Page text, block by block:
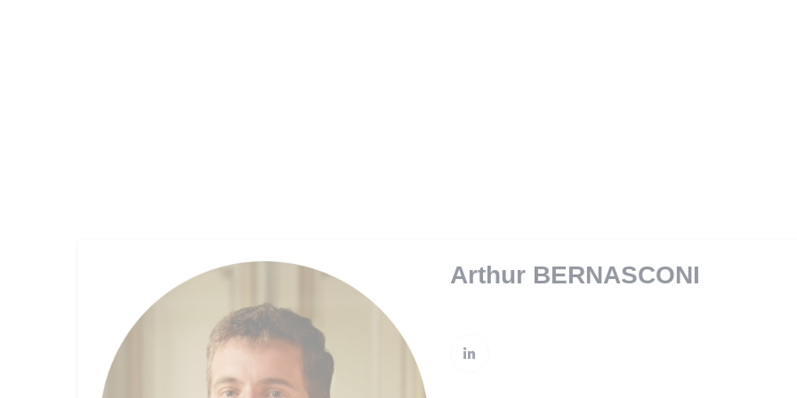
Arthur BERNASCONI